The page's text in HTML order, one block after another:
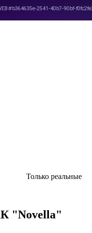
Только реальные
"Novella"